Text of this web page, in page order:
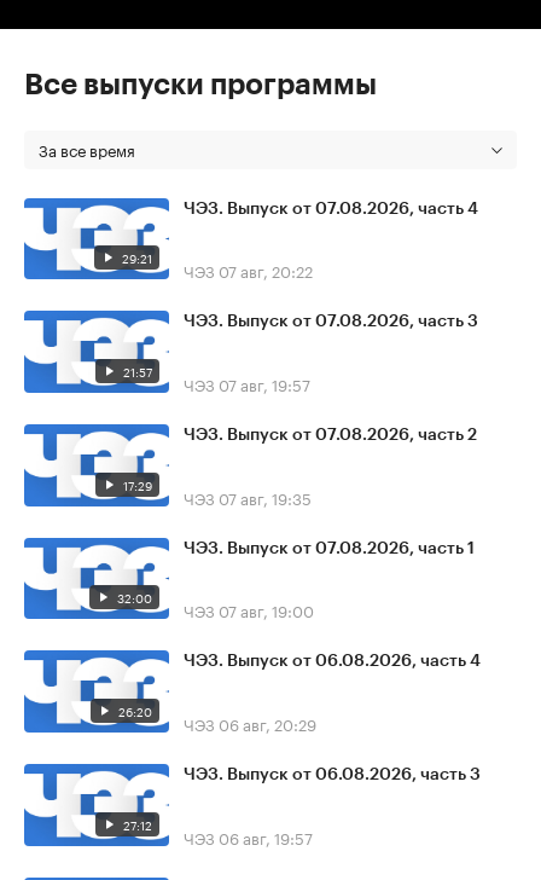
Все выпуски программы
За все время
29:21
ЧЭЗ. Выпуск от 07.08.2026, часть 4
ЧЭЗ 07 авг, 20:22
21:57
ЧЭЗ. Выпуск от 07.08.2026, часть 3
ЧЭЗ 07 авг, 19:57
17:29
ЧЭЗ. Выпуск от 07.08.2026, часть 2
ЧЭЗ 07 авг, 19:35
32:00
ЧЭЗ. Выпуск от 07.08.2026, часть 1
ЧЭЗ 07 авг, 19:00
26:20
ЧЭЗ. Выпуск от 06.08.2026, часть 4
ЧЭЗ 06 авг, 20:29
27:12
ЧЭЗ. Выпуск от 06.08.2026, часть 3
ЧЭЗ 06 авг, 19:57